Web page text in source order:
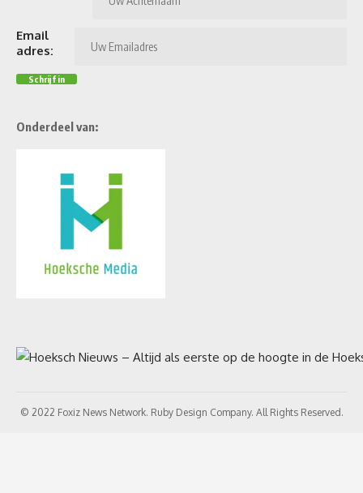
Email
adres:
Onderdeel van:
© 2022 Foxiz News Network. Ruby Design Company. All Rights Reserved.